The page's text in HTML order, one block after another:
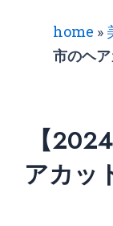
home »
市のヘ
【
アカッ